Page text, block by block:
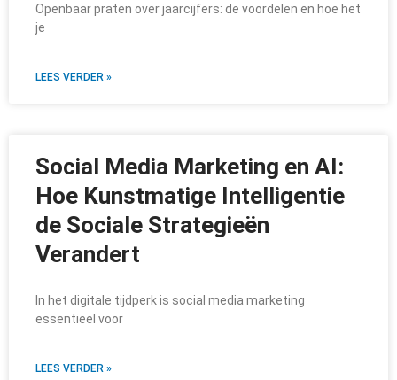
Openbaar praten over jaarcijfers: de voordelen en hoe het
je
LEES VERDER »
Social Media Marketing en AI:
Hoe Kunstmatige Intelligentie
de Sociale Strategieën
Verandert
In het digitale tijdperk is social media marketing
essentieel voor
LEES VERDER »